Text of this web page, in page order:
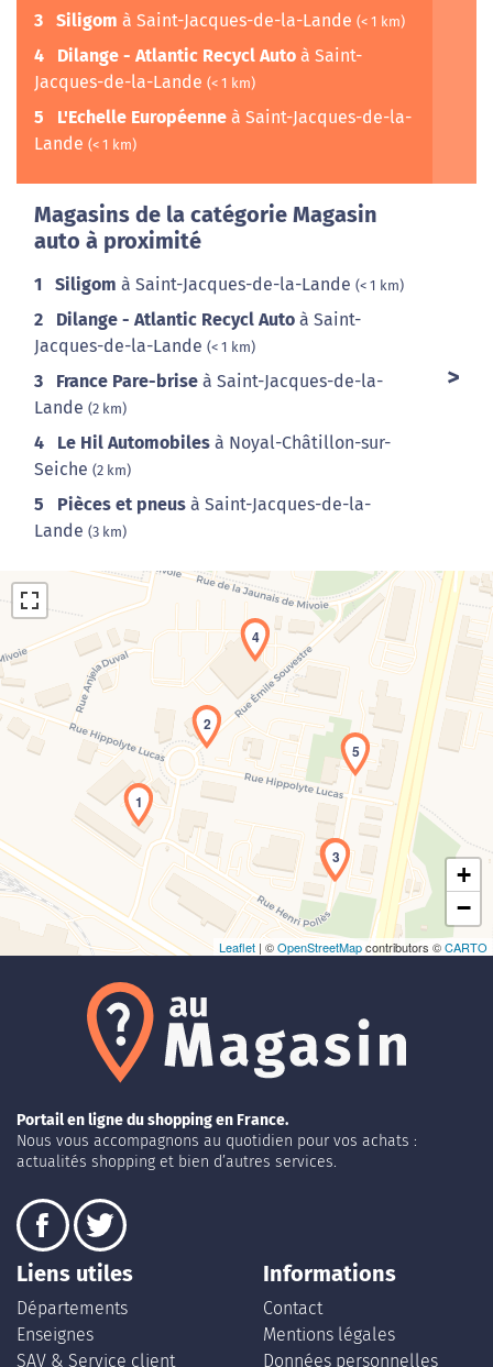
3 Siligom à Saint-Jacques-de-la-Lande (< 1 km)
4 Dilange - Atlantic Recycl Auto à Saint-
Jacques-de-la-Lande (< 1 km)
5 L'Echelle Européenne à Saint-Jacques-de-la-
Lande (< 1 km)
Magasins de la catégorie Magasin
auto à proximité
1 Siligom à Saint-Jacques-de-la-Lande (< 1 km)
2 Dilange - Atlantic Recycl Auto à Saint-
Jacques-de-la-Lande (< 1 km)
3 France Pare-brise à Saint-Jacques-de-la-
Lande (2 km)
4 Le Hil Automobiles à Noyal-Châtillon-sur-
Seiche (2 km)
5 Pièces et pneus à Saint-Jacques-de-la-
Lande (3 km)
Chargement de la carte en cours...
1
2
3
4
5
+
−
Leaflet | ©OpenStreetMapcontributors ©CARTO
Portail en ligne du shopping en France.
Nous vous accompagnons au quotidien pour vos achats :
actualités shopping et bien d’autres services.
Liens utiles
Départements
Enseignes
SAV & Service client
Informations
Contact
Mentions légales
Données personnelles